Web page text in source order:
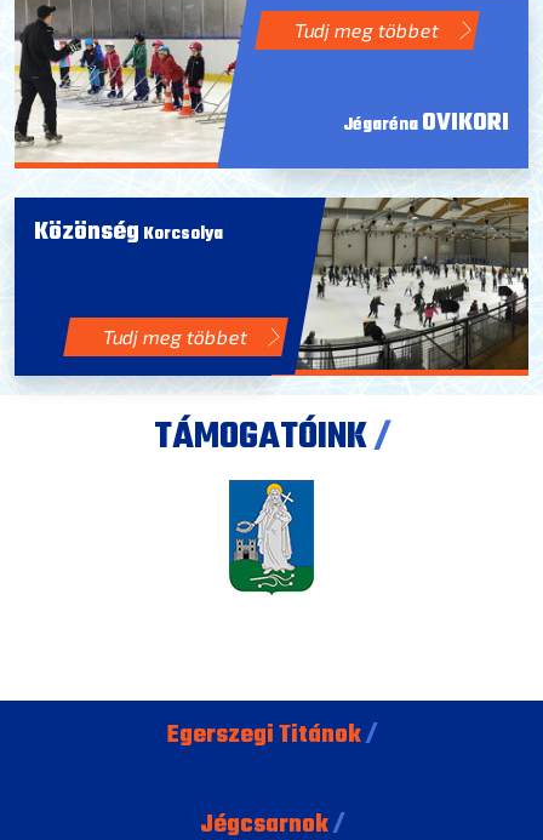
Tudj meg többet
JégarénaOVIKORI
Közönség Korcsolya
Tudj meg többet
TÁMOGATÓINK/
Egerszegi Titánok/
Jégcsarnok/